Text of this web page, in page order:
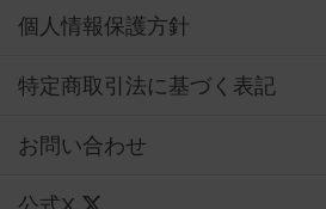
個人情報保護方針
特定商取引法に基づく表記
お問い合わせ